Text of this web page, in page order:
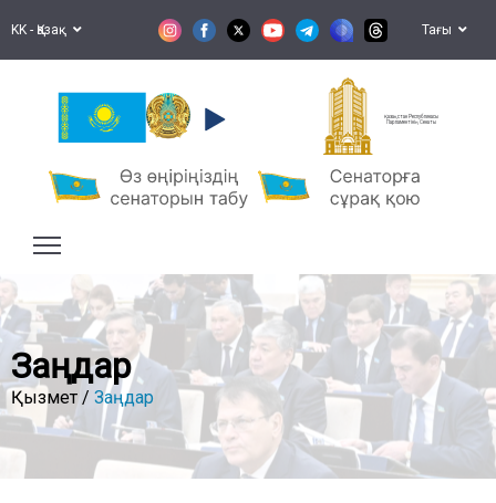
KK - Қазақ Тағы
Қазақстан Республикасы
Парламентінің Сенаты
Заңдар
Қызмет / Заңдар